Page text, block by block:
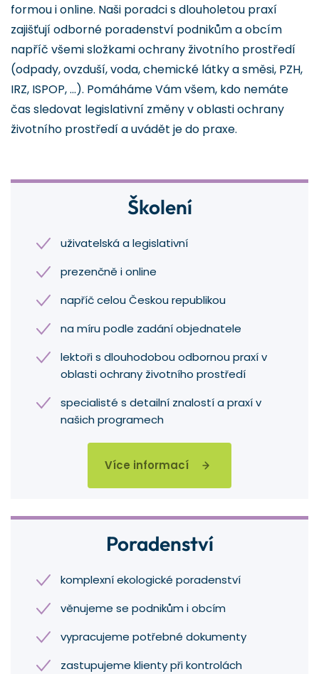
formou i online. Naši poradci s dlouholetou praxí
zajišťují odborné poradenství podnikům a obcím
napříč všemi složkami ochrany životního prostředí
(odpady, ovzduší, voda, chemické látky a směsi, PZH,
IRZ, ISPOP, ...). Pomáháme Vám všem, kdo nemáte
čas sledovat legislativní změny v oblasti ochrany
životního prostředí a uvádět je do praxe.
Školení
uživatelská a legislativní
prezenčně i online
napříč celou Českou republikou
na míru podle zadání objednatele
lektoři s dlouhodobou odbornou praxí v
oblasti ochrany životního prostředí
specialisté s detailní znalostí a praxí v
našich programech
Více informací
Poradenství
komplexní ekologické poradenství
věnujeme se podnikům i obcím
vypracujeme potřebné dokumenty
zastupujeme klienty při kontrolách